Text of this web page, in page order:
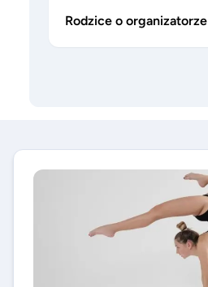
Rodzice o organizatorze